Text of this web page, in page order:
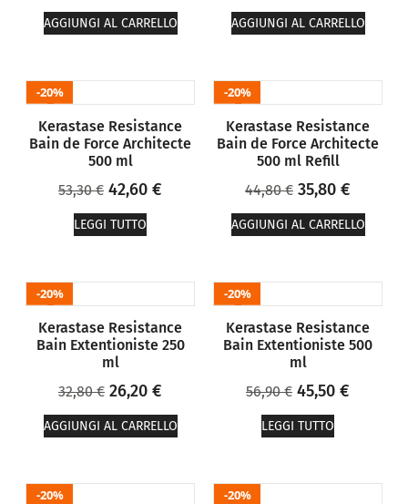
AGGIUNGI AL CARRELLO AGGIUNGI AL CARRELLO
20%
Kerastase Resistance
Bain de Force Architecte
500 ml
53,30€ 42,60 €
LEGGI TUTTO
20%
Kerastase Resistance
Bain de Force Architecte
500 ml Refill
44,80€ 35,80 €
AGGIUNGI AL CARRELLO
20%
Kerastase Resistance
Bain Extentioniste 250
ml
32,80€ 26,20 €
AGGIUNGI AL CARRELLO
20%
Kerastase Resistance
Bain Extentioniste 500
ml
56,90€ 45,50 €
LEGGI TUTTO
20% 20%